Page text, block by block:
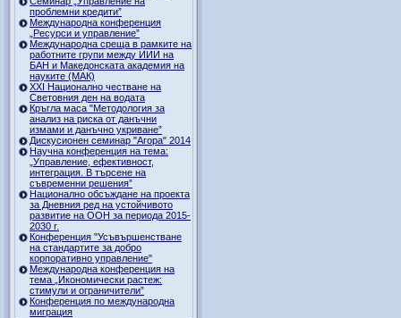
проблемни кредити”
Международна конференция
„Ресурси и управление”
Международна среща в рамките на
работните групи между ИИИ на
БАН и Македонската академия на
науките (МАК)
XXI Национално честване на
Световния ден на водата
Кръгла маса "Методология за
анализ на риска от данъчни
измами и данъчно укриване”
Дискусионен семинар "Агора" 2014
Научна конференция на тема:
„Управление, ефективност,
интеграция. В търсене на
съвременни решения”
Национално обсъждане на проекта
за Дневния ред на устойчивото
развитие на ООН за периода 2015-
2030 г.
Конференция "Усъвършенстване
на стандартите за добро
корпоративно управление"
Международна конференция на
тема „Икономически растеж:
стимули и ограничители”
Конференция по международна
миграция